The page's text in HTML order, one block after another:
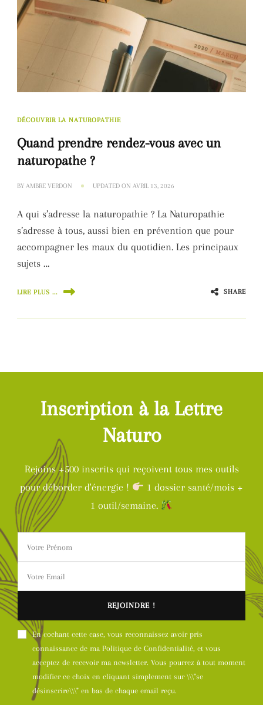
DÉCOUVRIR LA NATUROPATHIE
Quand prendre rendez-vous avec un
naturopathe ?
BY AMBRE VERDON UPDATED ON AVRIL 13, 2026
A qui s’adresse la naturopathie ? La Naturopathie
s’adresse à tous, aussi bien en prévention que pour
accompagner les maux du quotidien. Les principaux
sujets …
LIRE PLUS ... SHARE
Inscription à la Lettre
Naturo
Rejoins +500 inscrits qui reçoivent tous mes outils
pour déborder d'énergie !
1 dossier santé/mois +
1 outil/semaine.
En cochant cette case, vous reconnaissez avoir pris
connaissance de ma Politique de Confidentialité, et vous
acceptez de recevoir ma newsletter. Vous pourrez à tout moment
modifier ce choix en cliquant simplement sur \\\"se
désinscrire\\\" en bas de chaque email reçu.